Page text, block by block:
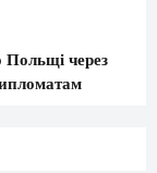
Польщі через